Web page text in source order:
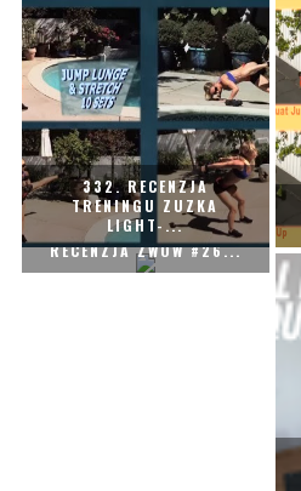
332. RECENZJA
TRENINGU ZUZKA
LIGHT-...
327. ZUZKA LIGHT-
RECENZJA ZWOW #26...